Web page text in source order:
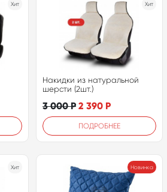
Хит Хит
Накидки из натуральной
шерсти (2шт.)
3 000Р 2 390 Р
ПОДРОБНЕЕ
Хит Новинка